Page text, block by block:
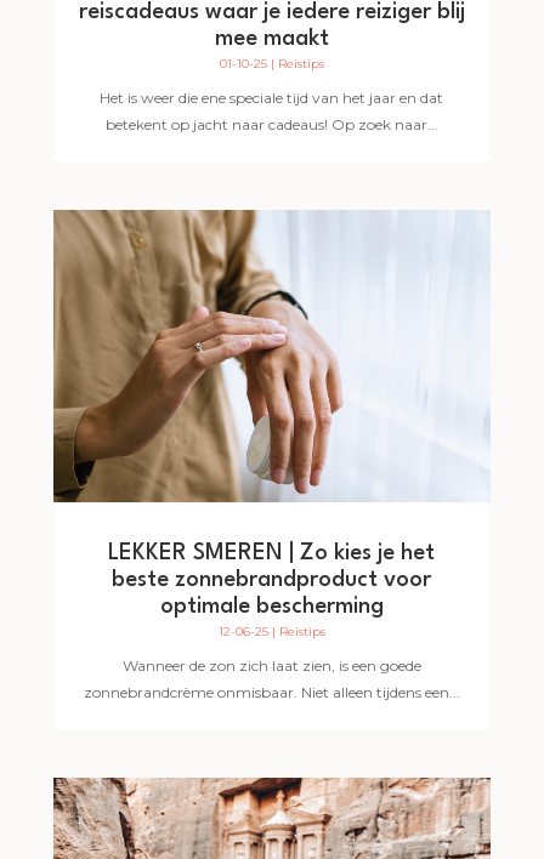
reiscadeaus waar je iedere reiziger blij
mee maakt
01-10-25| Reistips
Het is weer die ene speciale tijd van het jaar en dat
betekent op jacht naar cadeaus! Op zoek naar...
LEKKER SMEREN | Zo kies je het
beste zonnebrandproduct voor
optimale bescherming
12-06-25| Reistips
Wanneer de zon zich laat zien, is een goede
zonnebrandcrème onmisbaar. Niet alleen tijdens een...